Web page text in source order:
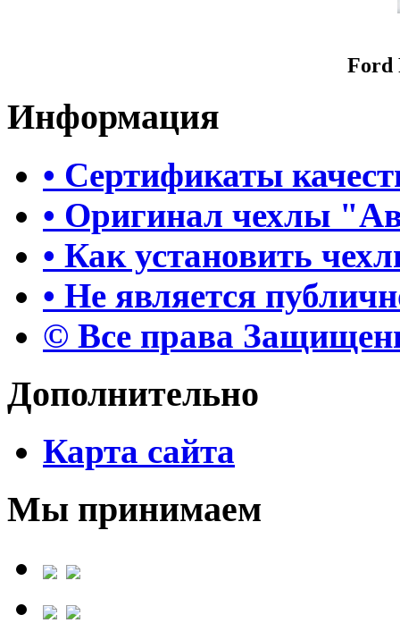
Ford
Информация
• Сертификаты
• Оригинал чехлы
• Как установить
• Не является
© Все права
Дополнительно
Карта сайта
Мы принимаем